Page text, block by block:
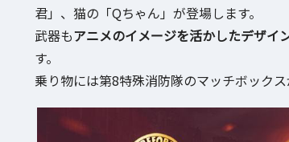
君」、猫の「Qちゃん」が登場します。
武器もアニメのイメージを活かしたデザイ
す。
乗り物には第8特殊消防隊のマッチボックス